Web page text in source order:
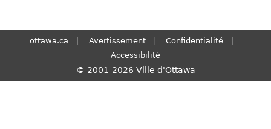
S
h
ottawa.ca Avertissement
Confidentialité
Accessibilité
© 2001-2026 Ville d'Ottawa